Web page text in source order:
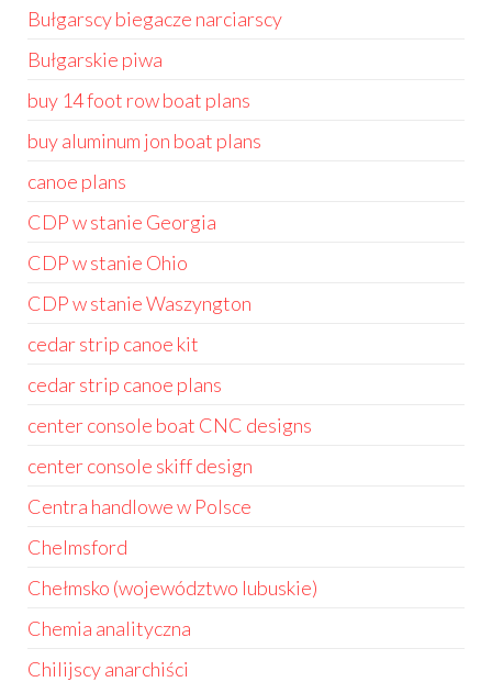
Bułgarscy biegacze narciarscy
Bułgarskie piwa
buy 14 foot row boat plans
buy aluminum jon boat plans
canoe plans
CDP w stanie Georgia
CDP w stanie Ohio
CDP w stanie Waszyngton
cedar strip canoe kit
cedar strip canoe plans
center console boat CNC designs
center console skiff design
Centra handlowe w Polsce
Chelmsford
Chełmsko (województwo lubuskie)
Chemia analityczna
Chilijscy anarchiści